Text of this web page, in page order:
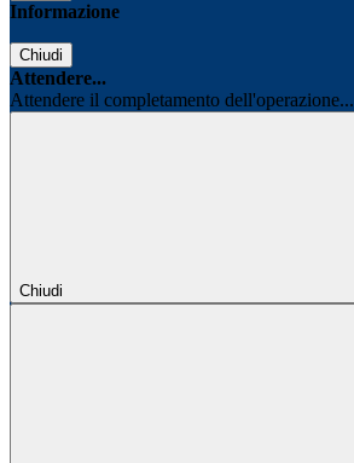
Informazione
Chiudi
Attendere...
Attendere il completamento dell'operazione...
Chiudi